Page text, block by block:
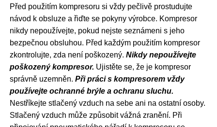
Před použitím kompresoru si vždy pečlivě prostudujte
návod k obsluze a řiďte se pokyny výrobce. Kompresor
nikdy nepoužívejte, pokud nejste seznámeni s jeho
bezpečnou obsluhou. Před každým použitím kompresor
zkontrolujte, zda není poškozený. Nikdy nepoužívejte
poškozený kompresor. Ujistěte se, že je kompresor
správně uzemněn. Při práci s kompresorem vždy
používejte ochranné brýle a ochranu sluchu.
Nestříkejte stlačený vzduch na sebe ani na ostatní osoby.
Stlačený vzduch může způsobit vážná zranění. Při